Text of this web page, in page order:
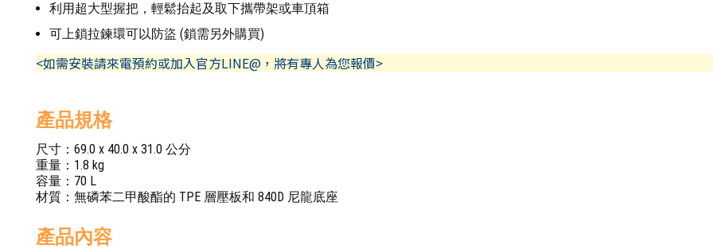
利用超大型握把，輕鬆抬起及取下攜帶架或車頂箱
可上鎖拉鍊環可以防盜 (鎖需另外購買)
<如需安裝請來電預約或加入官方LINE@，將有專人為您報價>
產品規格
尺寸：69.0 x 40.0 x 31.0 公分
重量：1.8 kg
容量：70 L
材質：無磷苯二甲酸酯的 TPE 層壓板和 840D 尼龍底座
產品內容